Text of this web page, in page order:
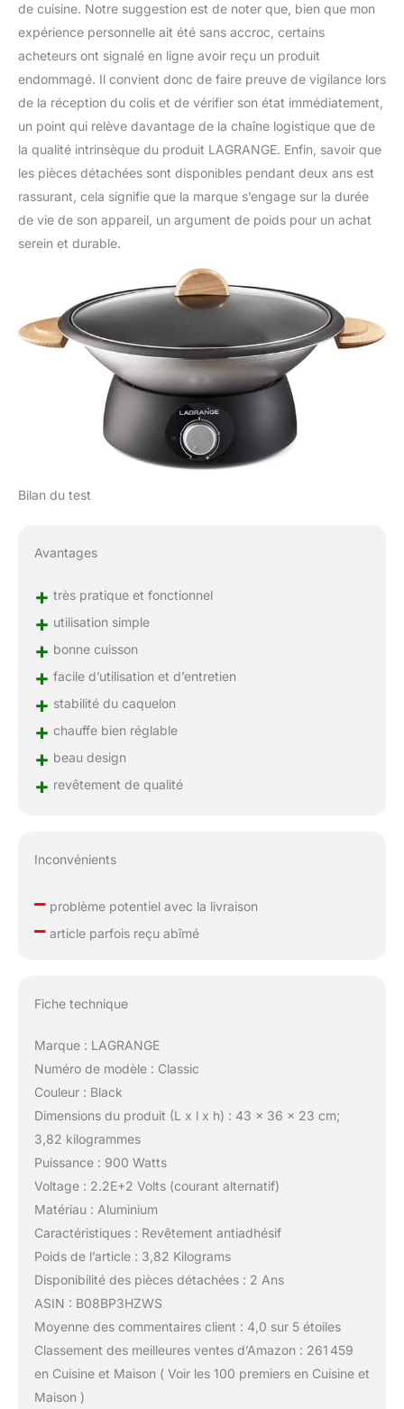
de cuisine. Notre suggestion est de noter que, bien que mon
expérience personnelle ait été sans accroc, certains
acheteurs ont signalé en ligne avoir reçu un produit
endommagé. Il convient donc de faire preuve de vigilance lors
de la réception du colis et de vérifier son état immédiatement,
un point qui relève davantage de la chaîne logistique que de
la qualité intrinsèque du produit LAGRANGE. Enfin, savoir que
les pièces détachées sont disponibles pendant deux ans est
rassurant, cela signifie que la marque s’engage sur la durée
de vie de son appareil, un argument de poids pour un achat
serein et durable.
Bilan du test
Avantages
+ très pratique et fonctionnel
+ utilisation simple
+ bonne cuisson
+ facile d’utilisation et d’entretien
+ stabilité du caquelon
+ chauffe bien réglable
+ beau design
+ revêtement de qualité
Inconvénients
–problème potentiel avec la livraison
–article parfois reçu abîmé
Fiche technique
Marque : LAGRANGE
Numéro de modèle : Classic
Couleur : Black
Dimensions du produit (L x l x h) : 43 x 36 x 23 cm;
3,82 kilogrammes
Puissance : 900 Watts
Voltage : 2.2E+2 Volts (courant alternatif)
Matériau : Aluminium
Caractéristiques : Revêtement antiadhésif
Poids de l’article : 3,82 Kilograms
Disponibilité des pièces détachées : 2 Ans
ASIN : B08BP3HZWS
Moyenne des commentaires client : 4,0 sur 5 étoiles
Classement des meilleures ventes d’Amazon : 261 459
en Cuisine et Maison ( Voir les 100 premiers en Cuisine et
Maison )